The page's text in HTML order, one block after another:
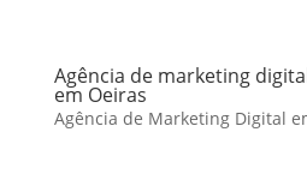
Agência de marketing
em Oeiras
Agência de Marketing Digital